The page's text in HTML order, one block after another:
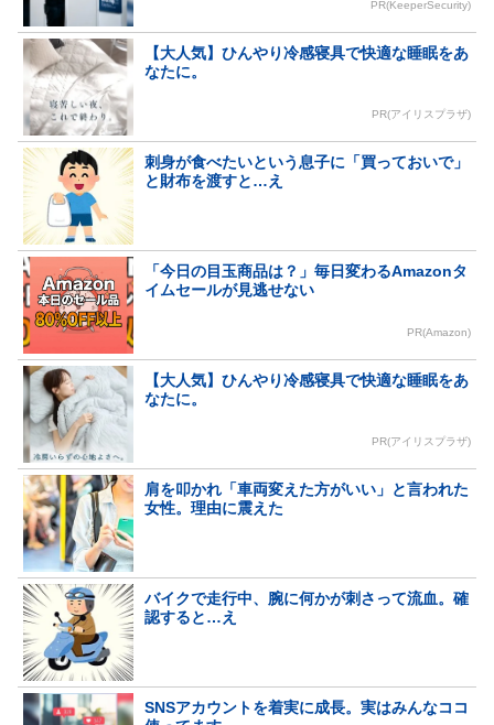
PR(KeeperSecurity)
【大人気】ひんやり冷感寝具で快適な睡眠をあ
なたに。
PR(アイリスプラザ)
刺身が食べたいという息子に「買っておいで」
と財布を渡すと…え
「今日の目玉商品は？」毎日変わるAmazonタ
イムセールが見逃せない
PR(Amazon)
【大人気】ひんやり冷感寝具で快適な睡眠をあ
なたに。
PR(アイリスプラザ)
肩を叩かれ「車両変えた方がいい」と言われた
女性。理由に震えた
バイクで走行中、腕に何かが刺さって流血。確
認すると…え
SNSアカウントを着実に成長。実はみんなココ